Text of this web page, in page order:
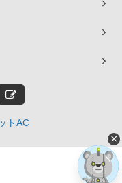
トAC
×